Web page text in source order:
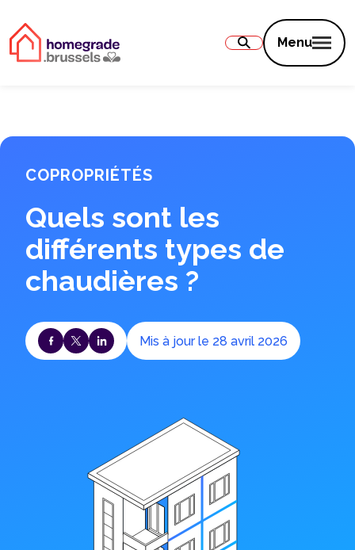
Menu
COPROPRIÉTÉS
Quels sont les
différents types de
chaudières ?
Mis à jour le 28 avril 2026